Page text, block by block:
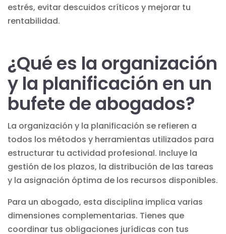
estrés, evitar descuidos críticos y mejorar tu
rentabilidad.
¿Qué es la organización
y la planificación en un
bufete de abogados?
La organización y la planificación se refieren a
todos los métodos y herramientas utilizados para
estructurar tu actividad profesional. Incluye la
gestión de los plazos, la distribución de las tareas
y la asignación óptima de los recursos disponibles.
Para un abogado, esta disciplina implica varias
dimensiones complementarias. Tienes que
coordinar tus obligaciones jurídicas con tus